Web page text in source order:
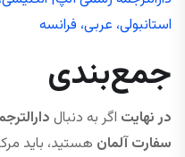
استانبولی، عربی، فرانسه
جمع‌بندی
در نهایت اگر به دنبال
سفارت آلمان هستید، باید